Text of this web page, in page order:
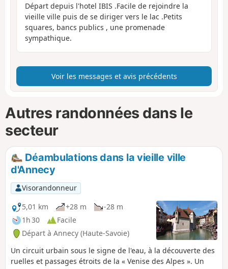
Départ depuis l'hotel IBIS .Facile de rejoindre la
vieille ville puis de se diriger vers le lac .Petits
squares, bancs publics , une promenade
sympathique.
Voir les messages et avis précédents
Autres randonnées dans le
secteur
Déambulations dans la vieille ville
d'Annecy
Visorandonneur
5,01 km
+28 m
-28 m
1h 30
Facile
Départ à Annecy (Haute-Savoie)
Un circuit urbain sous le signe de l'eau, à la découverte des
ruelles et passages étroits de la « Venise des Alpes ». Un